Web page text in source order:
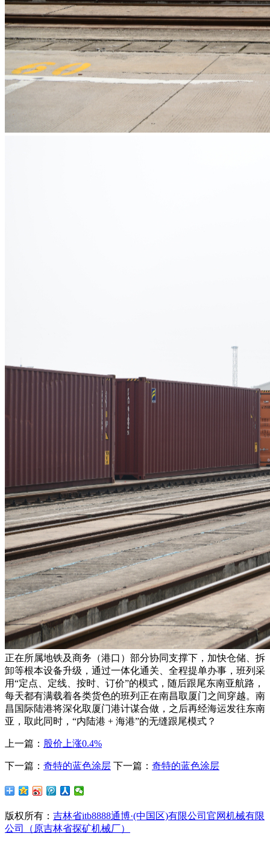
正在所属地铁及商务（港口）部分协同支撑下，加快仓储、拆
卸等根本设备升级，通过一体化通关、全程提单办事，班列采
用“定点、定线、按时、订价”的模式，随后跟尾东南亚航路，
每天都有满载着各类货色的班列正在南昌取厦门之间穿越。南
昌国际陆港将深化取厦门港计谋合做，之后再经海运发往东南
亚，取此同时，“内陆港 + 海港”的无缝跟尾模式？
上一篇： 股价上涨0.4%
下一篇： 奇特的蓝色涂层 下一篇： 奇特的蓝色涂层
版权所有： 吉林省itb8888通博·(中国区)有限公司官网机械有限
公司（原吉林省探矿机械厂）